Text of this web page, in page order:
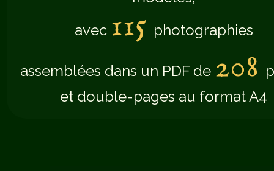
avec 115 photographies
assemblées dans un PDF de 208
et double-pages au format A4